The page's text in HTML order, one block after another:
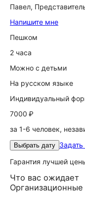
Павел,
Напишите мне
Пешком
2 часа
Можно с детьми
На русском языке
Индивидуальный
7000 ₽
за 1-6 человек,
Выбрать дату
Гарантия лучшей
Что вас ожидает
Организационные